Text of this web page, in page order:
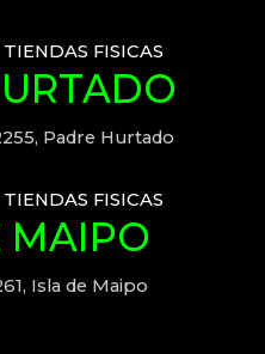
FISICAS
Padre Hurtado
FISICAS
MAIPO
Isla de Maipo